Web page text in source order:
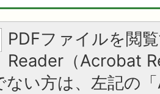
PDFファイルを閲
Reader（Acrobat
ない方は、左記の